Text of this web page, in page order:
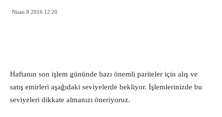
Nisan 8 2016 12:20
Haftanın son işlem gününde bazı önemli pariteler için alış ve
satış emirleri aşağıdaki seviyelerde bekliyor. İşlemlerinizde bu
seviyeleri dikkate almanızı öneriyoruz.